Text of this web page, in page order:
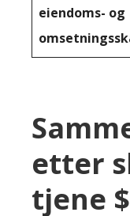
eiendoms- og
etter
tjene